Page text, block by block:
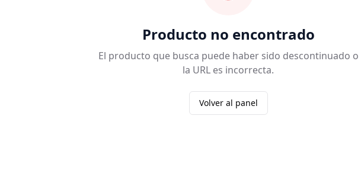
Producto no encontrado
El producto que busca puede haber sido descontinuado o
la URL es incorrecta.
Volver al panel